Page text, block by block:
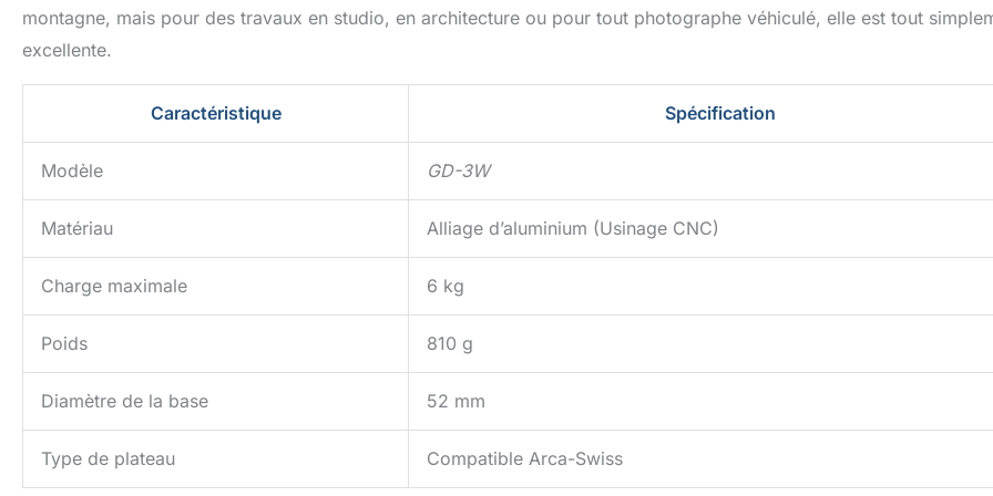
montagne, mais pour des travaux en studio, en architecture ou pour tout photographe véhiculé, elle est tout
excellente.
Caractéristique Spécification
Modèle GD-3W
Matériau Alliage d’aluminium (Usinage CNC)
Charge maximale 6 kg
Poids 810 g
Diamètre de la base 52 mm
Type de plateau Compatible Arca-Swiss